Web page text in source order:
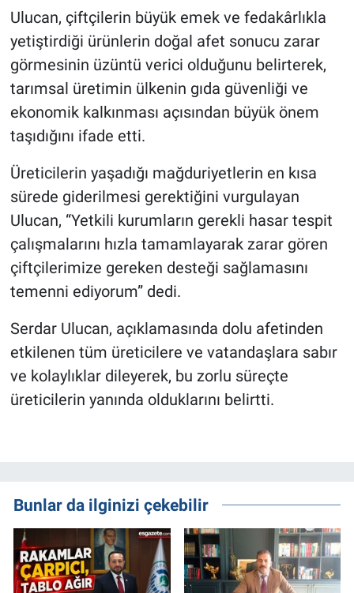
Ulucan, çiftçilerin büyük emek ve fedakârlıkla
yetiştirdiği ürünlerin doğal afet sonucu zarar
görmesinin üzüntü verici olduğunu belirterek,
tarımsal üretimin ülkenin gıda güvenliği ve
ekonomik kalkınması açısından büyük önem
taşıdığını ifade etti.
Üreticilerin yaşadığı mağduriyetlerin en kısa
sürede giderilmesi gerektiğini vurgulayan
Ulucan, “Yetkili kurumların gerekli hasar tespit
çalışmalarını hızla tamamlayarak zarar gören
çiftçilerimize gereken desteği sağlamasını
temenni ediyorum” dedi.
Serdar Ulucan, açıklamasında dolu afetinden
etkilenen tüm üreticilere ve vatandaşlara sabır
ve kolaylıklar dileyerek, bu zorlu süreçte
üreticilerin yanında olduklarını belirtti.
Bunlar da ilginizi çekebilir